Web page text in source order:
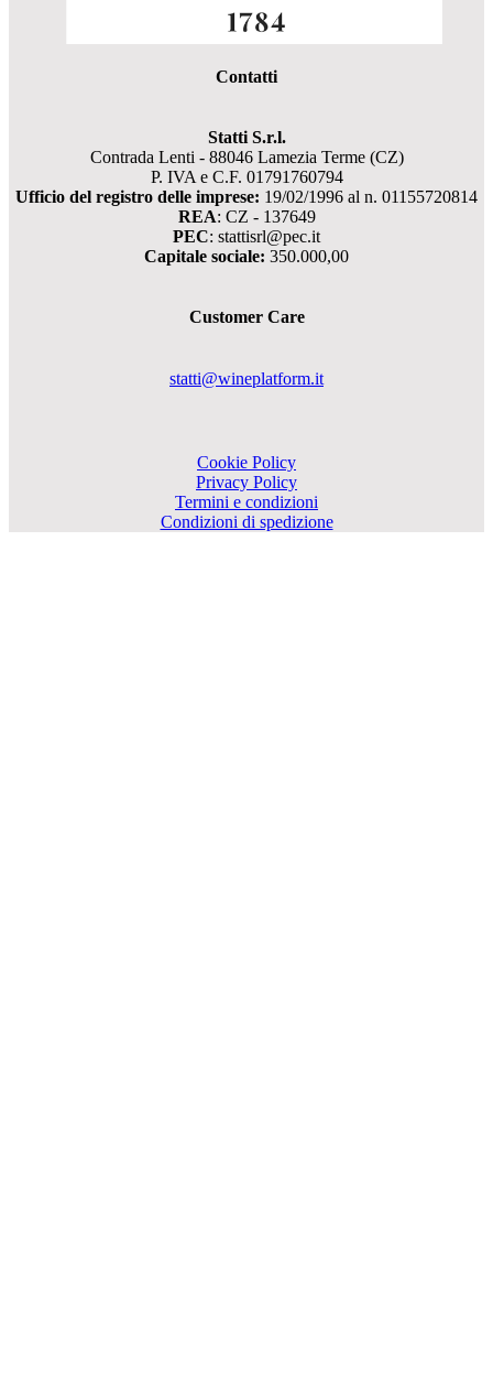
Contatti
Statti S.r.l.
Contrada Lenti - 88046 Lamezia Terme (CZ)
P. IVA e C.F. 01791760794
Ufficio del registro delle imprese: 19/02/1996 al n. 01155720814
REA: CZ - 137649
PEC: stattisrl@pec.it
Capitale sociale: 350.000,00
Customer Care
statti@wineplatform.it
Cookie Policy
Privacy Policy
Termini e condizioni
Condizioni di spedizione